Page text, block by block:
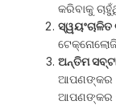
କରିବାକୁ
ଅନ୍ତିମ
ଆପଣଙ୍କର
ଆପଣଙ୍କର